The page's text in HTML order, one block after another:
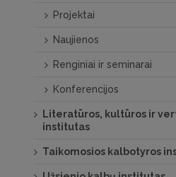
Projektai
Naujienos
Renginiai ir seminarai
Konferencijos
Literatūros, kultūros ir
institutas
Taikomosios kalbotyros